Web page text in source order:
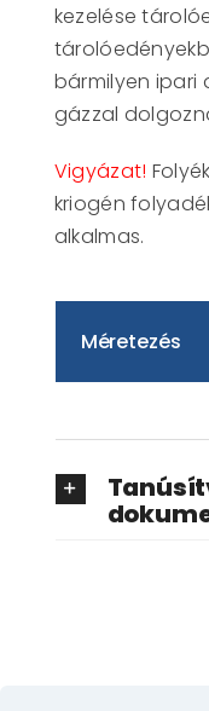
kezelése
bármilyen ipari
gázzal
Vigyázat!
kriogén
alkalmas.
Méretezés